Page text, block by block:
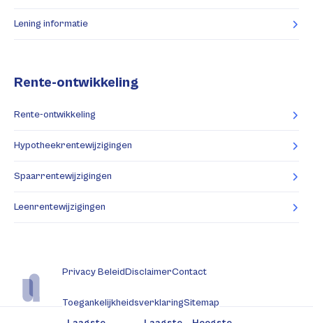
Lening informatie
Rente-ontwikkeling
Rente-ontwikkeling
Hypotheekrentewijzigingen
Spaarrentewijzigingen
Leenrentewijzigingen
Privacy BeleidDisclaimerContact
ToegankelijkheidsverklaringSitemap